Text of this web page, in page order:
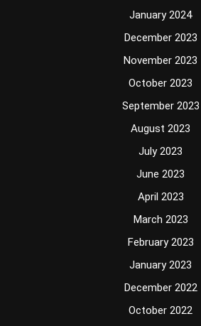
January 2024
December 2023
November 2023
October 2023
September 2023
August 2023
July 2023
June 2023
April 2023
March 2023
February 2023
January 2023
December 2022
October 2022